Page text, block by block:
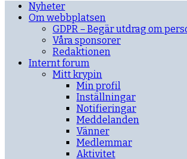
Nyheter
Om webbplatsen
GDPR – Begär utdrag om
Våra sponsorer
Redaktionen
Internt forum
Mitt krypin
Min profil
Inställningar
Notifieringar
Meddelanden
Vänner
Medlemmar
Aktivitet